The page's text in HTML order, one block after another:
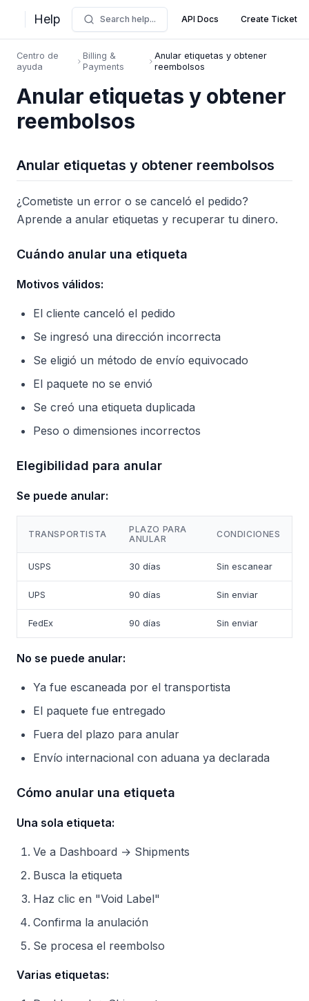
Help Search help... API Docs Create Ticket
Centro de
ayuda
Billing &
Payments
Anular etiquetas y obtener
reembolsos
Anular etiquetas y obtener
reembolsos
Anular etiquetas y obtener reembolsos
¿Cometiste un error o se canceló el pedido?
Aprende a anular etiquetas y recuperar tu dinero.
Cuándo anular una etiqueta
Motivos válidos:
El cliente canceló el pedido
Se ingresó una dirección incorrecta
Se eligió un método de envío equivocado
El paquete no se envió
Se creó una etiqueta duplicada
Peso o dimensiones incorrectos
Elegibilidad para anular
Se puede anular:
TRANSPORTISTA
PLAZO PARA
ANULAR
CONDICIONES
USPS 30 días Sin escanear
UPS 90 días Sin enviar
FedEx 90 días Sin enviar
No se puede anular:
Ya fue escaneada por el transportista
El paquete fue entregado
Fuera del plazo para anular
Envío internacional con aduana ya declarada
Cómo anular una etiqueta
Una sola etiqueta:
Ve a Dashboard → Shipments
Busca la etiqueta
Haz clic en "Void Label"
Confirma la anulación
Se procesa el reembolso
Varias etiquetas: